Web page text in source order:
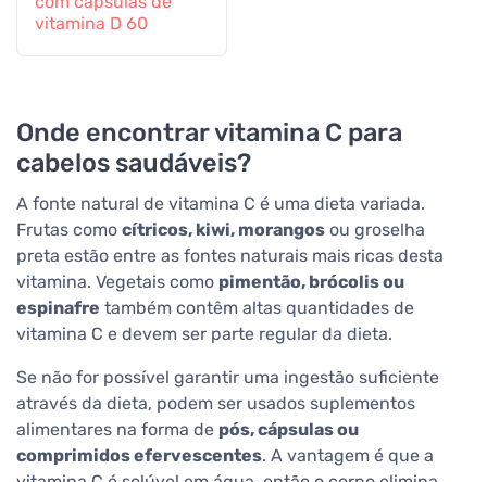
vitamina D 60
Onde encontrar vitamina C para
cabelos saudáveis?
A fonte natural de vitamina C é uma dieta variada.
Frutas como cítricos, kiwi, morangos ou groselha
preta estão entre as fontes naturais mais ricas desta
vitamina. Vegetais como pimentão, brócolis ou
espinafre também contêm altas quantidades de
vitamina C e devem ser parte regular da dieta.
Se não for possível garantir uma ingestão suficiente
através da dieta, podem ser usados suplementos
alimentares na forma de pós, cápsulas ou
comprimidos efervescentes. A vantagem é que a